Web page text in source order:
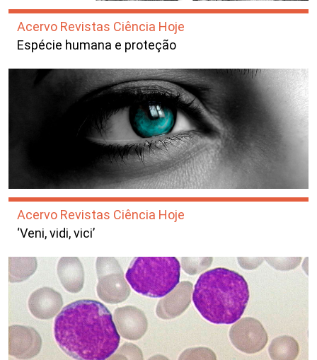
Acervo Revistas Ciência Hoje
Espécie humana e proteção
Acervo Revistas Ciência Hoje
‘Veni, vidi, vici’